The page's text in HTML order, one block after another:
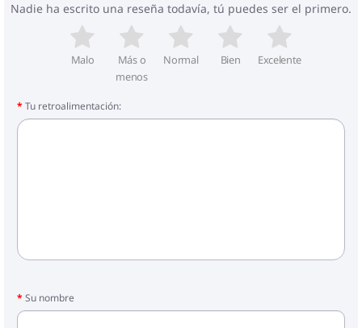
Nadie ha escrito una reseña todavía, tú puedes ser el primero.
Malo
Más o
menos
Normal Bien Excelente
Tu retroalimentación:
Su nombre